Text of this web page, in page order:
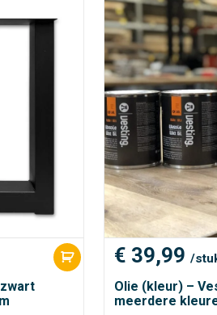
€ 39,99 /
Olie (kleur) –
meerdere